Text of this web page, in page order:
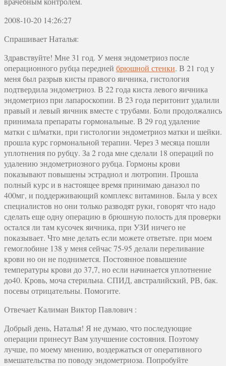
2008-10-20 14:26:27
Спрашивает Наталья:
Здравствуйте! Мне 31 год. У меня эндометриоз после
операционного рубца передней брюшной стенки. В 21 год у
меня был разрыв кисты правого яичника, гистология
подтвердила эндометриоз. В 22 года киста левого яичника
эндометриоз при лапароскопии. В 23 года перитонит удалили
правый и левый яичник вместе с трубами. Боли продолжались
принимала препараты гормональные. В 29 год удаление
матки с ш/матки, при гистологии эндометриоз матки и шейки.
прошла курс гормональной терапии. Через 3 месяца пошли
уплотнения по рубцу. За 2 года мне сделали 18 операций по
удалению эндометриозного рубца. Гормоны крови
показывают повышены эстрадиол и лютропин. Прошла
полный курс и в настоящее время принимаю даназол по
400мг, и поддерживающий комплекс витаминов. Была у всех
специалистов но они только разводят руки, говорят что надо
сделать еще одну операцию в брюшную полость для проверки
остался ли там кусочек яичника, при УЗИ ничего не
показывает. Что мне делать если можете ответьте. при моем
гемоглобине 138 у меня сейчас 75-95 делали переливание
крови но он не поднимется. Постоянное повышение
температуры крови до 37,7, но если начинается уплотнение
до40. Кровь, моча стерильна. СПИД, австралийский, РВ, бак.
посевы отрицательны. Помогите.
ОтвечаетКалиман Виктор Павлович :
Добрый день, Наталья! Я не думаю, что последующие
операции принесут Вам улучшение состояния. Поэтому
лучше, по моему мнению, воздержаться от оперативного
вмешательства по поводу эндометриоза. Попробуйте